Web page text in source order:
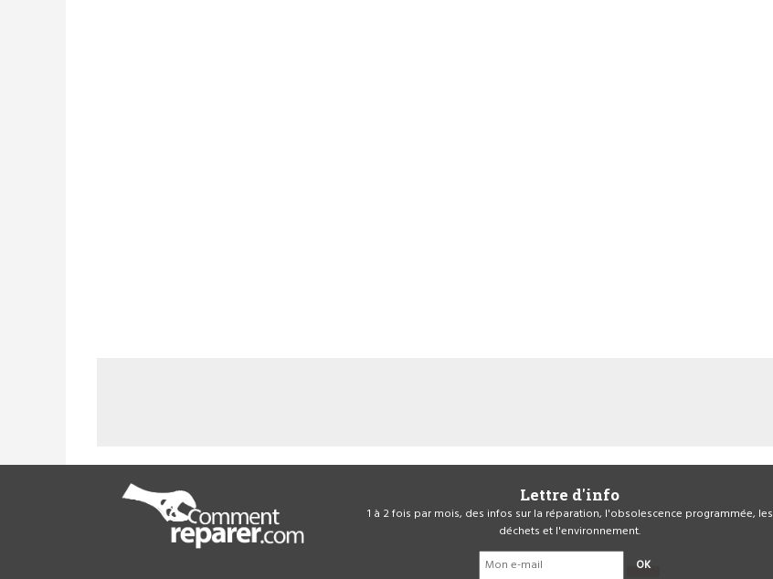
Lettre d'info
1 à 2 fois par mois, des infos sur la réparation, l'obsolescence programmée, les
déchets et l'environnement.
OK